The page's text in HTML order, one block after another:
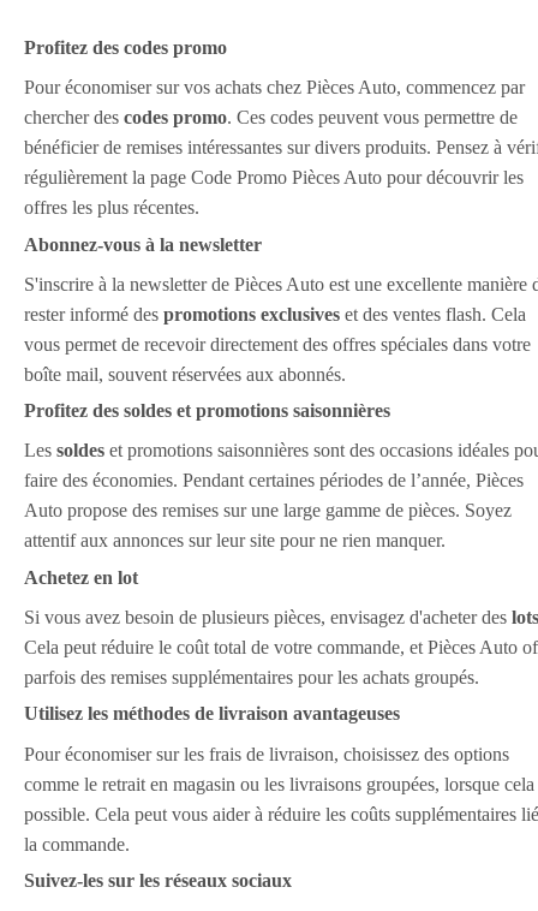
Profitez des codes promo
Pour économiser sur vos achats chez Pièces Auto, commencez par
chercher des codes promo. Ces codes peuvent vous permettre de
bénéficier de remises intéressantes sur divers produits. Pensez à
régulièrement la page Code Promo Pièces Auto pour découvrir les
offres les plus récentes.
Abonnez-vous à la newsletter
S'inscrire à la newsletter de Pièces Auto est une excellente manière
rester informé des promotions exclusives et des ventes flash. Cela
vous permet de recevoir directement des offres spéciales dans votre
boîte mail, souvent réservées aux abonnés.
Profitez des soldes et promotions saisonnières
Les soldes et promotions saisonnières sont des occasions idéales
faire des économies. Pendant certaines périodes de l’année, Pièces
Auto propose des remises sur une large gamme de pièces. Soyez
attentif aux annonces sur leur site pour ne rien manquer.
Achetez en lot
Si vous avez besoin de plusieurs pièces, envisagez d'acheter des lots
Cela peut réduire le coût total de votre commande, et Pièces Auto
parfois des remises supplémentaires pour les achats groupés.
Utilisez les méthodes de livraison avantageuses
Pour économiser sur les frais de livraison, choisissez des options
comme le retrait en magasin ou les livraisons groupées, lorsque cela
possible. Cela peut vous aider à réduire les coûts supplémentaires
la commande.
Suivez-les sur les réseaux sociaux